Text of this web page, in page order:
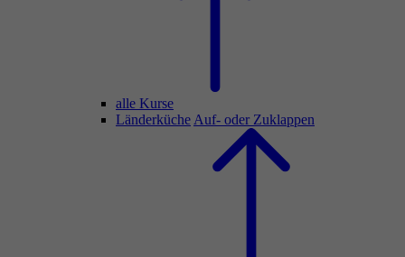
alle Kurse
Länderküche Auf- oder Zuklappen